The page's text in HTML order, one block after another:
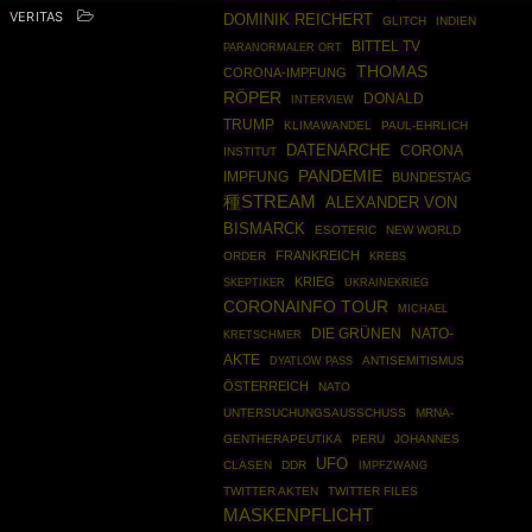
VERITAS DOMINIK REICHERT GLITCH INDIEN
PARANORMALER ORT BITTEL TV
CORONA-IMPFUNG
THOMAS
RÖPER
INTERVIEW
DONALD
TRUMP
KLIMAWANDEL
PAUL-EHRLICH
INSTITUT
DATENARCHE
CORONA
IMPFUNG
PANDEMIE BUNDESTAG
種STREAM
ALEXANDER VON
BISMARCK
ESOTERIC
NEW WORLD
ORDER
FRANKREICH KREBS
SKEPTIKER KRIEG UKRAINEKRIEG
CORONAINFO TOUR MICHAEL
KRETSCHMER DIE GRÜNEN
NATO-
AKTE
DYATLOW PASS ANTISEMITISMUS
ÖSTERREICH
NATO
UNTERSUCHUNGSAUSSCHUSS
MRNA-
GENTHERAPEUTIKA
PERU
JOHANNES
CLASEN
DDR UFO
IMPFZWANG
TWITTER AKTEN
TWITTER FILES
MASKENPFLICHT